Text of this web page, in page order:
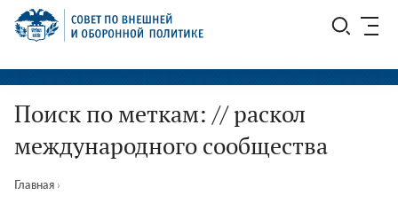
Перейти
СВОП
Поиск по меткам: // раскол
международного сообщества
Главная ›